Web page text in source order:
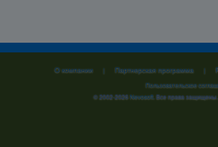
О компании | Партнерская программа |
Пользовательское
© 2002-2026Nevosoft. Все права защищены